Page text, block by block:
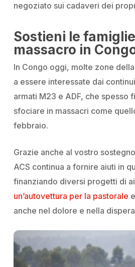
negoziato sui cadaveri dei
Sostieni le
massacro in
In Congo oggi, molte zone
a essere interessate dai
armati M23 e ADF, che spesso
sfociare in massacri come
febbraio.
Grazie anche al vostro
ACS continua a fornire aiuti in
finanziando diversi progetti di
un’autovettura per la pastorale
anche nel dolore e nella